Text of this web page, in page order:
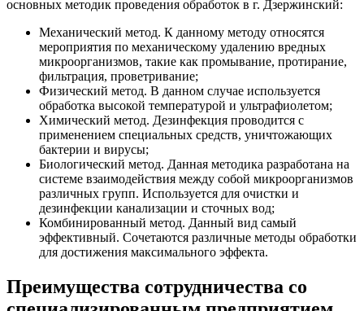
основных методик проведения обработок в г. Дзержинский:
Механический метод. К данному методу относятся
мероприятия по механическому удалению вредных
микроорганизмов, такие как промывание, протирание,
фильтрация, проветривание;
Физический метод. В данном случае используется
обработка высокой температурой и ультрафиолетом;
Химический метод. Дезинфекция проводится с
применением специальных средств, уничтожающих
бактерии и вирусы;
Биологический метод. Данная методика разработана на
системе взаимодействия между собой микроорганизмов
различных групп. Используется для очистки и
дезинфекции канализации и сточных вод;
Комбинированный метод. Данный вид самый
эффективный. Сочетаются различные методы обработки
для достижения максимального эффекта.
Преимущества сотрудничества со